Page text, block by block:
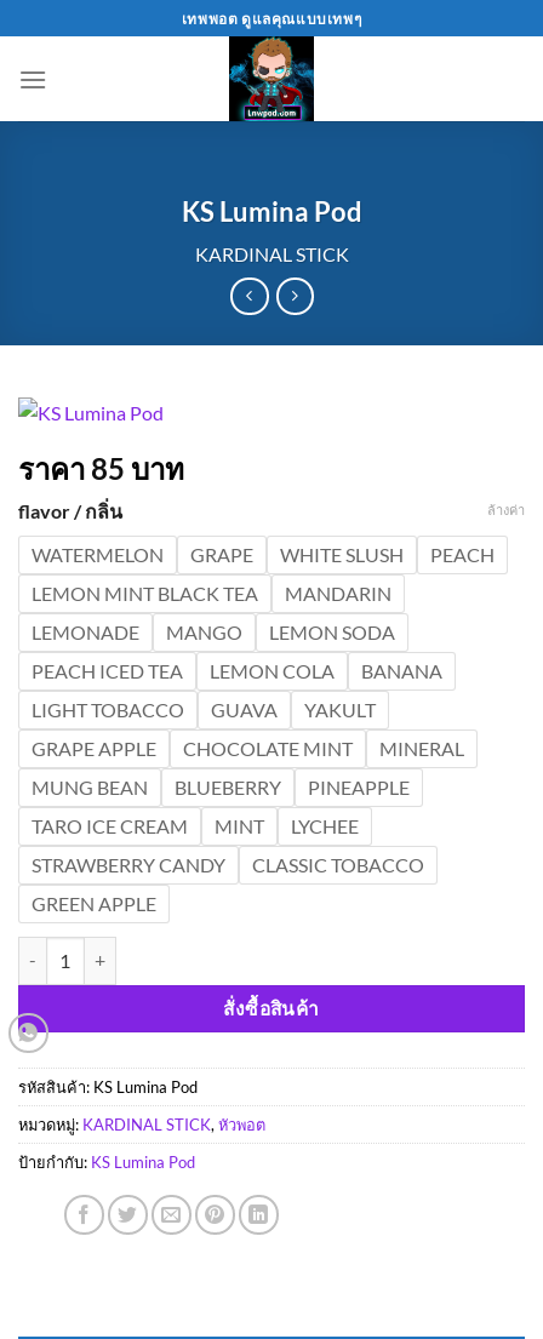
to
content
เทพพอต ดูแลคุณแบบเทพๆ
KS Lumina Pod
KARDINAL STICK
ราคา 85 บาท
flavor / กลิ่น
WATERMELON
GRAPE WHITE SLUSH
PEACH
LEMON MINT BLACK TEA
MANDARIN
LEMONADE
MANGO
LEMON SODA
PEACH ICED TEA
LEMON COLA
BANANA
LIGHT TOBACCO
GUAVA
YAKULT
GRAPE APPLE
CHOCOLATE MINT
MINERAL
MUNG BEAN
BLUEBERRY
PINEAPPLE
TARO ICE CREAM
MINT
LYCHEE
STRAWBERRY CANDY
CLASSIC TOBACCO
GREEN APPLE
ล้างค่า
สั่งซื้อสินค้า
รหัสสินค้า: KS Lumina Pod
หมวดหมู่: KARDINAL STICK, หัวพอต
ป้ายกำกับ: KS Lumina Pod